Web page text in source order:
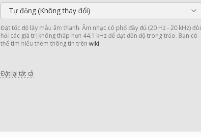
Tự động (Không thay đổi)
Đặt tốc độ lấy mẫu âm thanh. Âm nhạc có phổ đầy đủ (20 Hz - 20 kHz) đòi
hỏi các giá trị không thấp hơn 44.1 kHz để đạt đến độ trong trẻo. Bạn có
thể tìm hiểu thêm thông tin trên wiki.
Đặt lại tất cả